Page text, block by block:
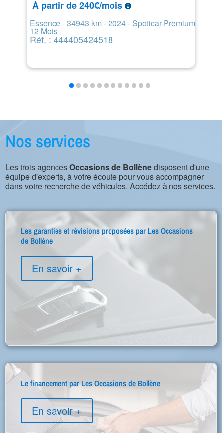
À partir de 240€/mois
Essence - 34943 km - 2024 - Spoticar-Premium
12 Mois
Réf. : 444405424518
Nos services
Les trois agencesOccasions de Bollènedisposent d'une
équipe d'experts, à votre écoute pour vous accompagner
dans votre recherche de véhicules. Accédez à nos services.
Les garanties et révisions proposées par Les Occasions
de Bollène
En savoir +
Le financement par Les Occasions de Bollène
En savoir +